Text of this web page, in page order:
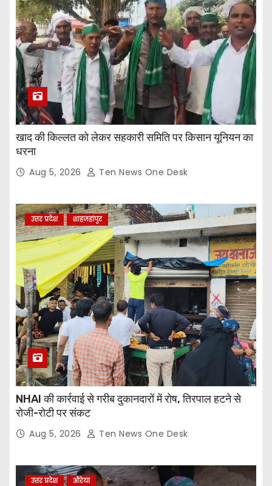
खाद की किल्लत को लेकर सहकारी समिति पर किसान यूनियन का
धरना
Aug 5, 2026 Ten News One Desk
उत्तर प्रदेश शाहजहांपुर
NHAI की कार्रवाई से गरीब दुकानदारों में रोष, तिरपाल हटने से
रोजी-रोटी पर संकट
Aug 5, 2026 Ten News One Desk
उत्तर प्रदेश औरेया